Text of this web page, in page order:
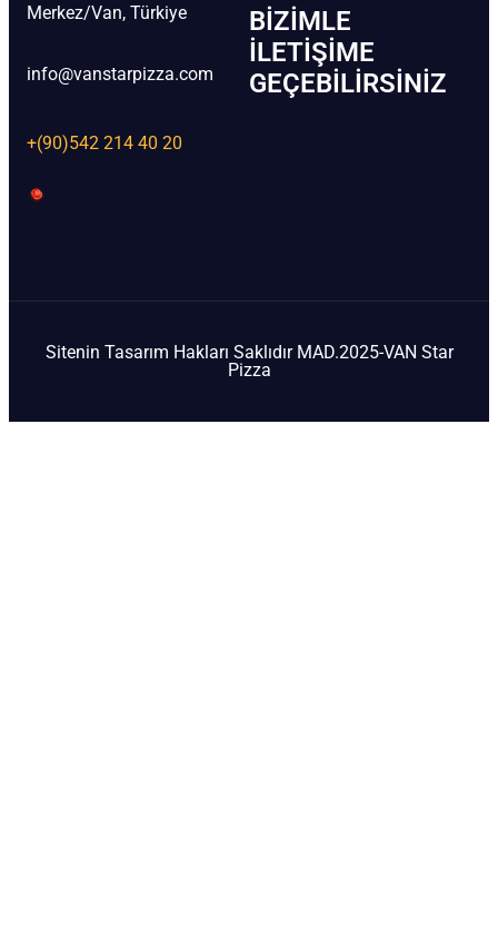
Merkez/Van, Türkiye
info@vanstarpizza.com
+(90)542 214 40 20
BIZIMLE
İLETIŞIME
GEÇEBILIRSINIZ
Sitenin Tasarım Hakları Saklıdır MAD.2025-VAN Star
Pizza